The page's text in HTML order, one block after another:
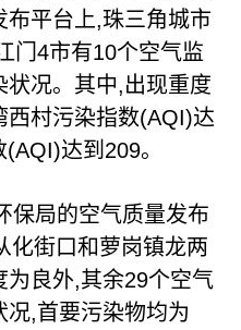
布平台上,珠三角城市
门4市有10个空气监
状况。其中,出现重度
西村污染指数(AQI)达
达到209。
保局的空气质量发布
化街口和萝岗镇龙两
为良外,其余29个空气
况,首要污染物均为